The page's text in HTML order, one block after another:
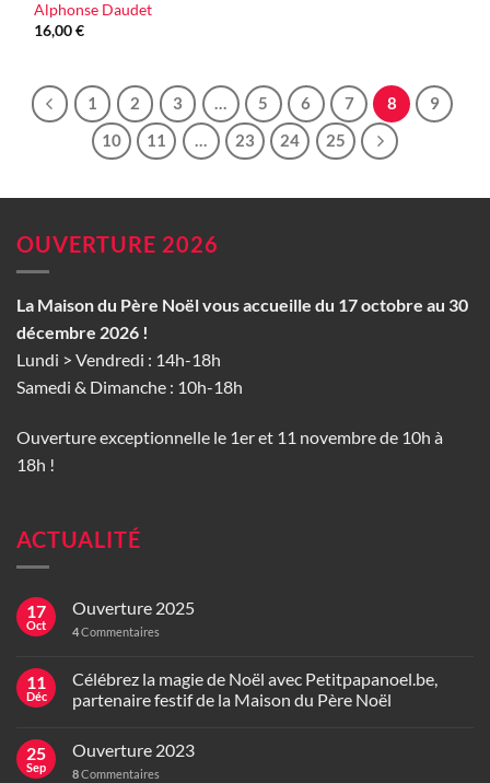
Alphonse Daudet
16,00€
1 2 3 … 5 6 7 8
9
10
11 … 23 24 25
OUVERTURE 2026
La Maison du Père Noël vous accueille du 17 octobre au 30
décembre 2026 !
Lundi > Vendredi : 14h-18h
Samedi & Dimanche : 10h-18h
Ouverture exceptionnelle le 1er et 11 novembre de 10h à
18h !
ACTUALITÉ
17
Oct
Ouverture 2025
4Commentaires
11
Déc
Célébrez la magie de Noël avec Petitpapanoel.be,
partenaire festif de la Maison du Père Noël
25
Sep
Ouverture 2023
8Commentaires